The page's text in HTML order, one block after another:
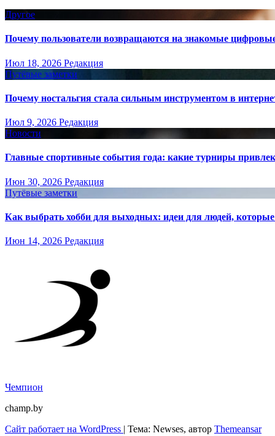
Другое
Почему пользователи возвращаются на знакомые
Июл 18, 2026 Редакция
Путёвые заметки
Почему ностальгия стала сильным инструментом в
Июл 9, 2026 Редакция
Новости
Главные спортивные события года: какие турниры
Июн 30, 2026 Редакция
Путёвые заметки
Как выбрать хобби для выходных: идеи для людей, которые
Июн 14, 2026 Редакция
Чемпион
champ.by
Сайт работает на WordPress | Тема: Newses, автор Themeansar